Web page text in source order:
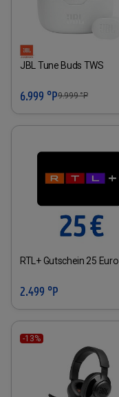
JBL Tune Buds TWS
6.999 °P9.999°P
RTL+ Gutschein 25 Euro
2.499 °P
-13%